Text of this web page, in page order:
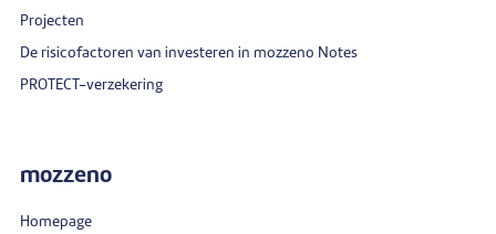
Projecten
De risicofactoren van investeren in mozzeno Notes
PROTECT-verzekering
mozzeno
Homepage